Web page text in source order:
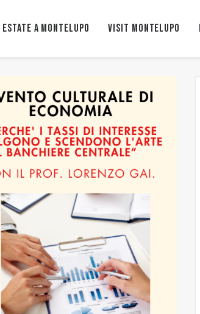
ESTATE A MONTELUPO VISIT MONTELUPO